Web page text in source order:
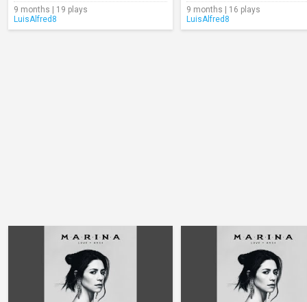
9 months | 19 plays
LuisAlfred8
9 months | 16 plays
LuisAlfred8